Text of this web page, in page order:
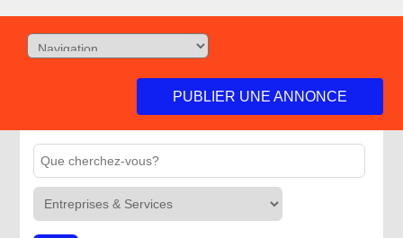
PUBLIER UNE ANNONCE